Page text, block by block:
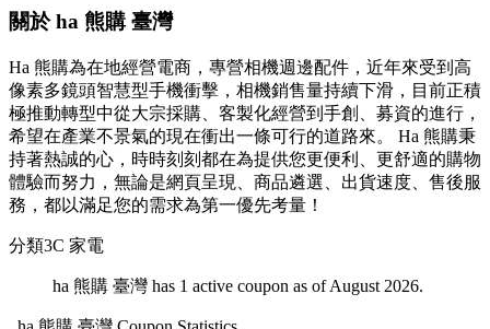
關於 ha 熊購 臺灣
Ha 熊購為在地經營電商，專營相機週邊配件，近年來受到高
像素多鏡頭智慧型手機衝擊，相機銷售量持續下滑，目前正積
極推動轉型中從大宗採購、客製化經營到手創、募資的進行，
希望在產業不景氣的現在衝出一條可行的道路來。 Ha 熊購秉
持著熱誠的心，時時刻刻都在為提供您更便利、更舒適的購物
體驗而努力，無論是網頁呈現、商品遴選、出貨速度、售後服
務，都以滿足您的需求為第一優先考量！
分類3C 家電
ha 熊購 臺灣 has 1 active coupon as of August 2026.